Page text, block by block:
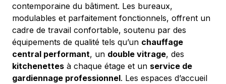
contemporaine du bâtiment. Les bureaux,
modulables et parfaitement fonctionnels, offrent un
cadre de travail confortable, soutenu par des
équipements de qualité tels qu’un chauffage
central performant, un double vitrage, des
kitchenettes à chaque étage et un service de
gardiennage professionnel. Les espaces d’accueil